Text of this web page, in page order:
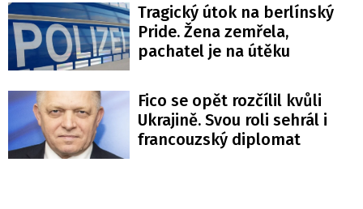
Tragický útok na berlínský
Pride. Žena zemřela,
pachatel je na útěku
Fico se opět rozčílil kvůli
Ukrajině. Svou roli sehrál i
francouzský diplomat